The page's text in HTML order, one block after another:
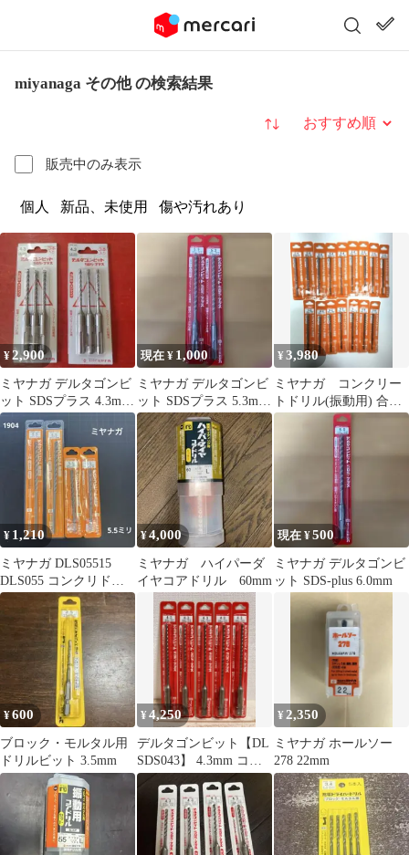
miyanaga その他 の検索結果
販売中のみ表示
並び替え
個人 新品、未使用 傷や汚れあり
¥2,900
ミヤナガ デルタゴンビ
ット SDSプラス 4.3mm
6本セット
現在 ¥ 1,000
ミヤナガ デルタゴンビ
ット SDSプラス 5.3mm
2本セット
¥3,980
ミヤナガ コンクリー
トドリル(振動用) 合計
16本＋2本追加セット
¥ 1,210
ミヤナガ DLS05515
DLS055 コンクリドリ
ル デルタゴンビット
¥4,000
ミヤナガ ハイパーダ
イヤコアドリル 60mm
現在 ¥500
ミヤナガ デルタゴンビ
ット SDS-plus 6.0mm
¥600
ブロック・モルタル用
ドリルビット 3.5mm
¥4,250
デルタゴンビット【DL
SDS043】 4.3mm コン
クリート用5本セット
¥2,350
ミヤナガ ホールソー
278 22mm